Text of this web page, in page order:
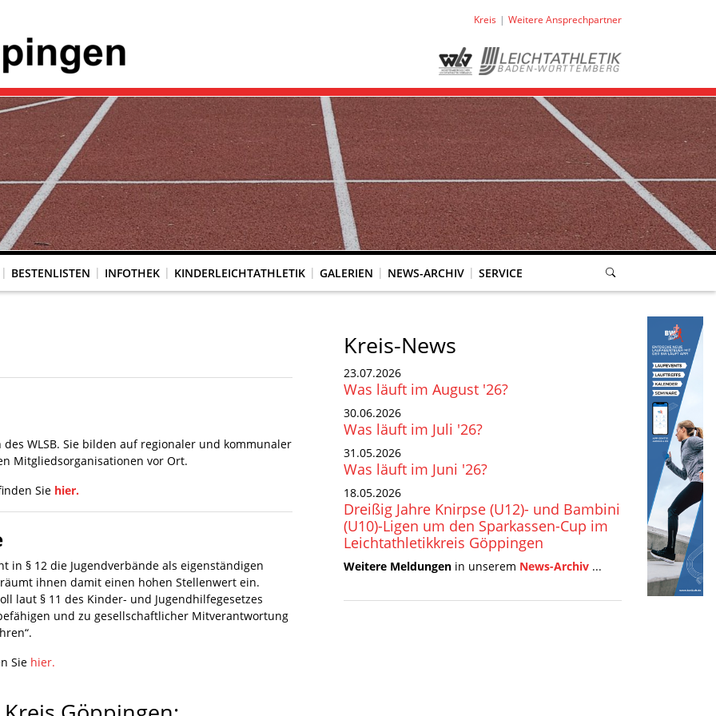
Kreis Weitere Ansprechpartner
BESTENLISTEN INFOTHEK KINDERLEICHTATHLETIK GALERIEN NEWS-ARCHIV SERVICE
WLSB. Sie bilden auf regionaler und kommunaler
Mitgliedsorganisationen vor Ort.
Sie hier.
in § 12 die Jugendverbände als eigenständigen
ihnen damit einen hohen Stellenwert ein.
laut § 11 des Kinder- und Jugendhilfegesetzes
und zu gesellschaftlicher Mitverantwortung
Sie hier.
Kreis-News
23.07.2026
Was läuft im August '26?
30.06.2026
Was läuft im Juli '26?
31.05.2026
Was läuft im Juni '26?
18.05.2026
Dreißig Jahre Knirpse (U12)- und Bambini
(U10)-Ligen um den Sparkassen-Cup im
Leichtathletikkreis Göppingen
Weitere Meldungen in unserem News-Archiv ...